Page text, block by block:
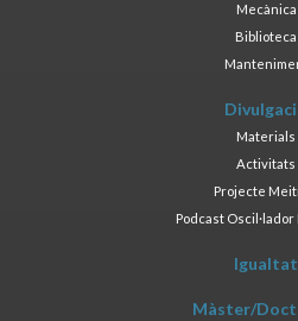
Mecànica
Biblioteca
Materials
Activitats
Projecte
Podcast
Igualtat
Màster/